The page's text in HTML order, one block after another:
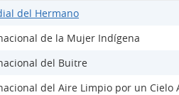
del Hermano
de la Mujer Indígena
del Buitre
del Aire Limpio por un Cielo